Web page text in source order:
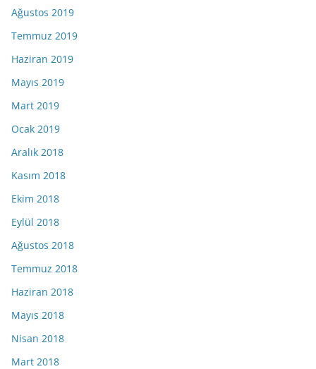
Ağustos 2019
Temmuz 2019
Haziran 2019
Mayıs 2019
Mart 2019
Ocak 2019
Aralık 2018
Kasım 2018
Ekim 2018
Eylül 2018
Ağustos 2018
Temmuz 2018
Haziran 2018
Mayıs 2018
Nisan 2018
Mart 2018